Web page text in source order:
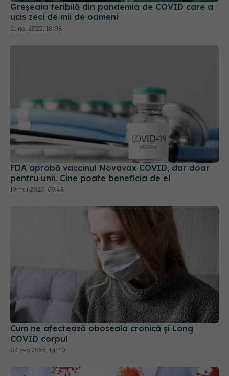
21 noi 2025, 18:08
FDA aprobă vaccinul Novavax COVID, dar doar
pentru unii. Cine poate beneficia de el
19 mai 2025, 09:48
Cum ne afectează oboseala cronică și Long
COVID corpul
04 sep 2025, 14:40